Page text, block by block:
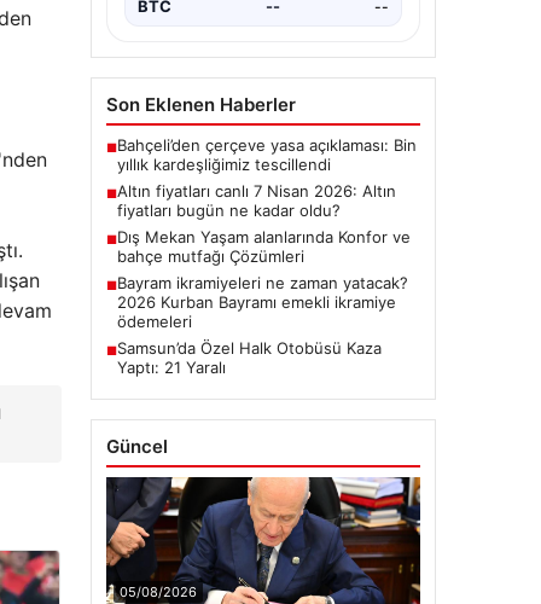
ilçesinde yoğun…
ALTIN 6522.3 ▲ +0.40%
Son Eklenen Haberler
■Bahçeli’den çerçeve yasa açıklaması: Bin
yıllık kardeşliğimiz tescillendi
■Altın fiyatları canlı 7 Nisan 2026: Altın
fiyatları bugün ne kadar oldu?
■Dış Mekan Yaşam alanlarında Konfor ve
bahçe mutfağı Çözümleri
Bayram ikramiyeleri ne zaman yatacak?
2026 Kurban Bayramı emekli ikramiye
ödemeleri
Güncel